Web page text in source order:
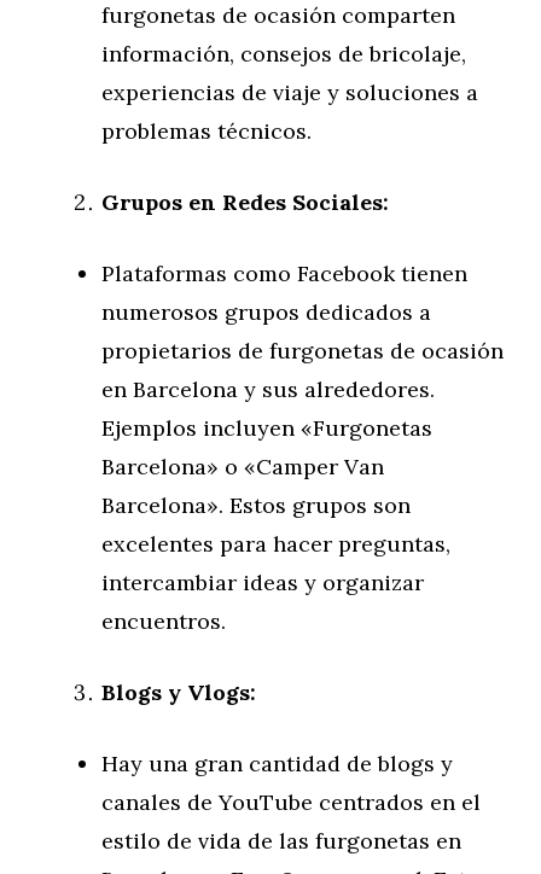
furgonetas de ocasión comparten
información, consejos de bricolaje,
experiencias de viaje y soluciones a
problemas técnicos.
Grupos en Redes Sociales:
Plataformas como Facebook tienen
numerosos grupos dedicados a
propietarios de furgonetas de ocasión
en Barcelona y sus alrededores.
Ejemplos incluyen «Furgonetas
Barcelona» o «Camper Van
Barcelona». Estos grupos son
excelentes para hacer preguntas,
intercambiar ideas y organizar
encuentros.
Blogs y Vlogs:
Hay una gran cantidad de blogs y
canales de YouTube centrados en el
estilo de vida de las furgonetas en